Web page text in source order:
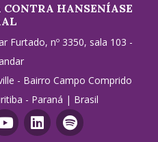
HANSENÍASE
Furtado, nº 3350, sala 103 -
- Bairro Campo Comprido
- Paraná | Brasil